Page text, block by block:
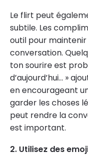
Le flirt peut
subtile. Les
outil pour
conversation.
ton sourire est
d’aujourd’hui… »
en encourageant
garder les choses
peut rendre la
est important.
2. Utilisez des